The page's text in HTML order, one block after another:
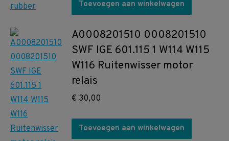
Toevoegen aan winkelwagen
A0008201510 0008201510
SWF IGE 601.115 1 W114 W115
W116 Ruitenwisser motor
relais
€ 30,00
Toevoegen aan winkelwagen